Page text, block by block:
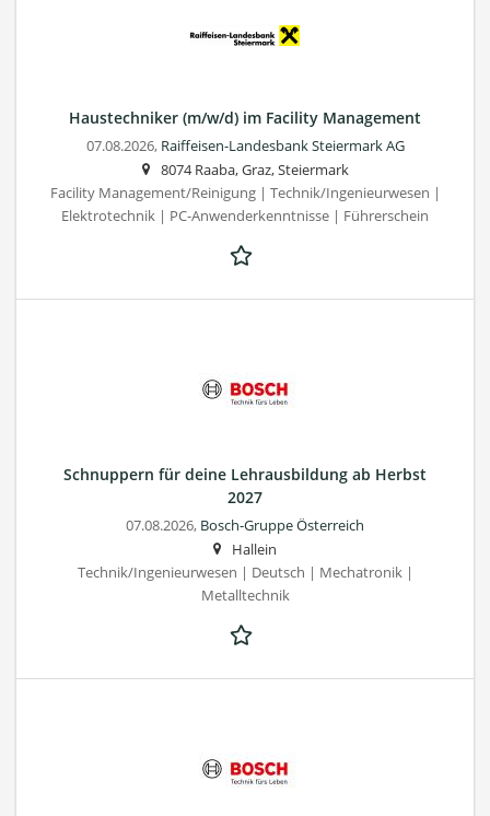
Haustechniker (m/w/d) im Facility Management
07.08.2026, Raiffeisen-Landesbank Steiermark AG
8074 Raaba, Graz, Steiermark
Facility Management/Reinigung | Technik/Ingenieurwesen |
Elektrotechnik | PC-Anwenderkenntnisse | Führerschein
Schnuppern für deine Lehrausbildung ab Herbst
2027
07.08.2026, Bosch-Gruppe Österreich
Hallein
Technik/Ingenieurwesen | Deutsch | Mechatronik |
Metalltechnik